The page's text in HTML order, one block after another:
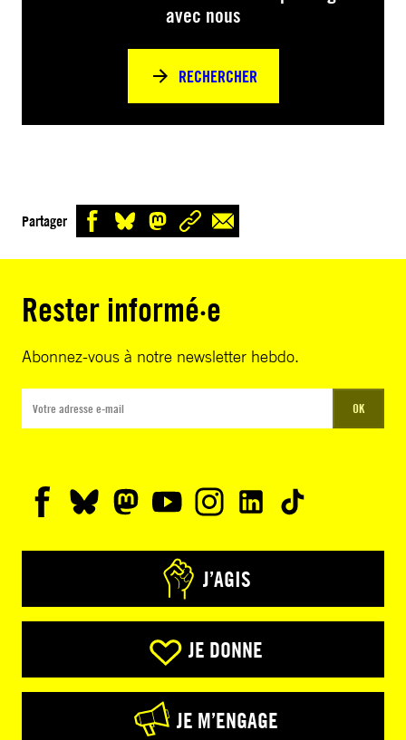
avec nous
RECHERCHER
Partager
Rester informé·e
Abonnez-vous à notre newsletter hebdo.
OK
J’AGIS
JE DONNE
JE M’ENGAGE